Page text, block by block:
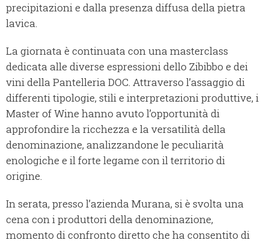
precipitazioni e dalla presenza diffusa della pietra
lavica.
La giornata è continuata con una masterclass
dedicata alle diverse espressioni dello Zibibbo e dei
vini della Pantelleria DOC. Attraverso l’assaggio di
differenti tipologie, stili e interpretazioni produttive, i
Master of Wine hanno avuto l’opportunità di
approfondire la ricchezza e la versatilità della
denominazione, analizzandone le peculiarità
enologiche e il forte legame con il territorio di
origine.
In serata, presso l’azienda Murana, si è svolta una
cena con i produttori della denominazione,
momento di confronto diretto che ha consentito di